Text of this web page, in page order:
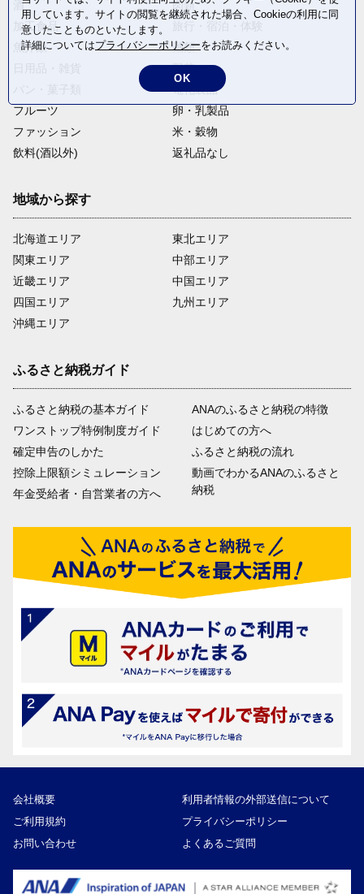
酒
肉類
加工食品
魚介類
麺類
野菜
電化製品
フルーツ
卵・乳製品
ファッション
米・穀物
飲料(酒以外)
返礼品なし
地域から探す
北海道エリア
関東エリア
近畿エリア
四国エリア
沖縄エリア
東北エリア
中部エリア
中国エリア
九州エリア
ふるさと納税ガイド
ふるさと納税の基本ガイド
ワンストップ特例制度ガイド
確定申告のしかた
控除上限額シミュレーション
年金受給者・自営業者の方へ
ANAのふるさと納税の特徴
はじめての方へ
ふるさと納税の流れ
動画でわかるANAのふるさと
納税
会社概要
利用者情報の外部送信について
ご利用規約
プライバシーポリシー
お問い合わせ
よくあるご質問
用しています。サイトの閲覧を継続された場合、Cookieの利用に同
意したことものといたします。
詳細についてはプライバシーポリシーをお読みください。
OK